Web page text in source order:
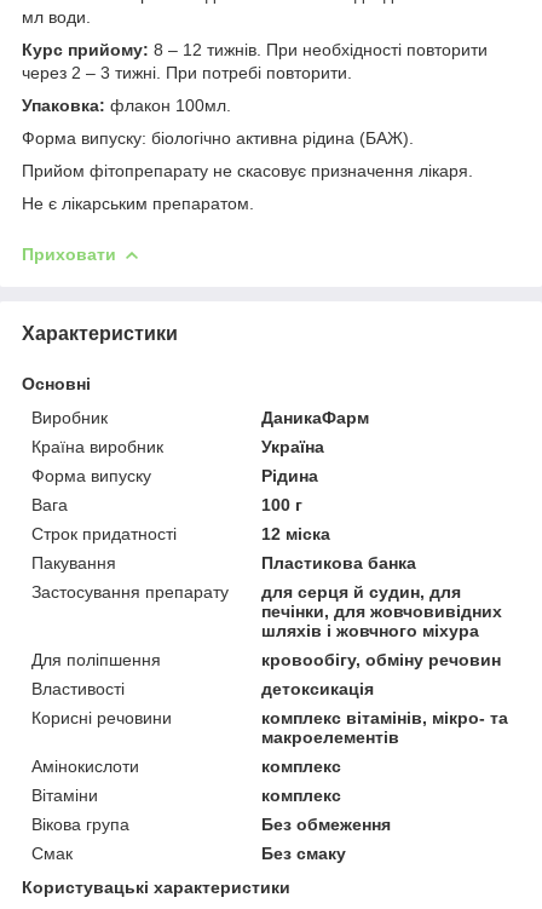
мл води.
Курс прийому: 8 – 12 тижнів. При необхідності повторити
через 2 – 3 тижні. При потребі повторити.
Упаковка: флакон 100мл.
Форма випуску: біологічно активна рідина (БАЖ).
Прийом фітопрепарату не скасовує призначення лікаря.
Не є лікарським препаратом.
Приховати
Характеристики
Основні
Виробник
ДаникаФарм
Країна виробник
Україна
Форма випуску
Рідина
Вага
100 г
Строк придатності
12 міска
Пакування
Пластикова банка
Застосування препарату
для серця й судин, для
печінки, для жовчовивідних
шляхів і жовчного міхура
Для поліпшення
кровообігу, обміну речовин
Властивості
детоксикація
Корисні речовини
комплекс вітамінів, мікро- та
макроелементів
Амінокислоти
комплекс
Вітаміни
комплекс
Вікова група
Без обмеження
Смак
Без смаку
Користувацькі характеристики